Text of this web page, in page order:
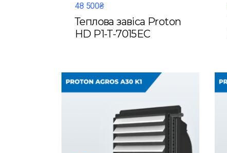
48 500₴
Теплова завіса Proton
HD P1-T-7015EC